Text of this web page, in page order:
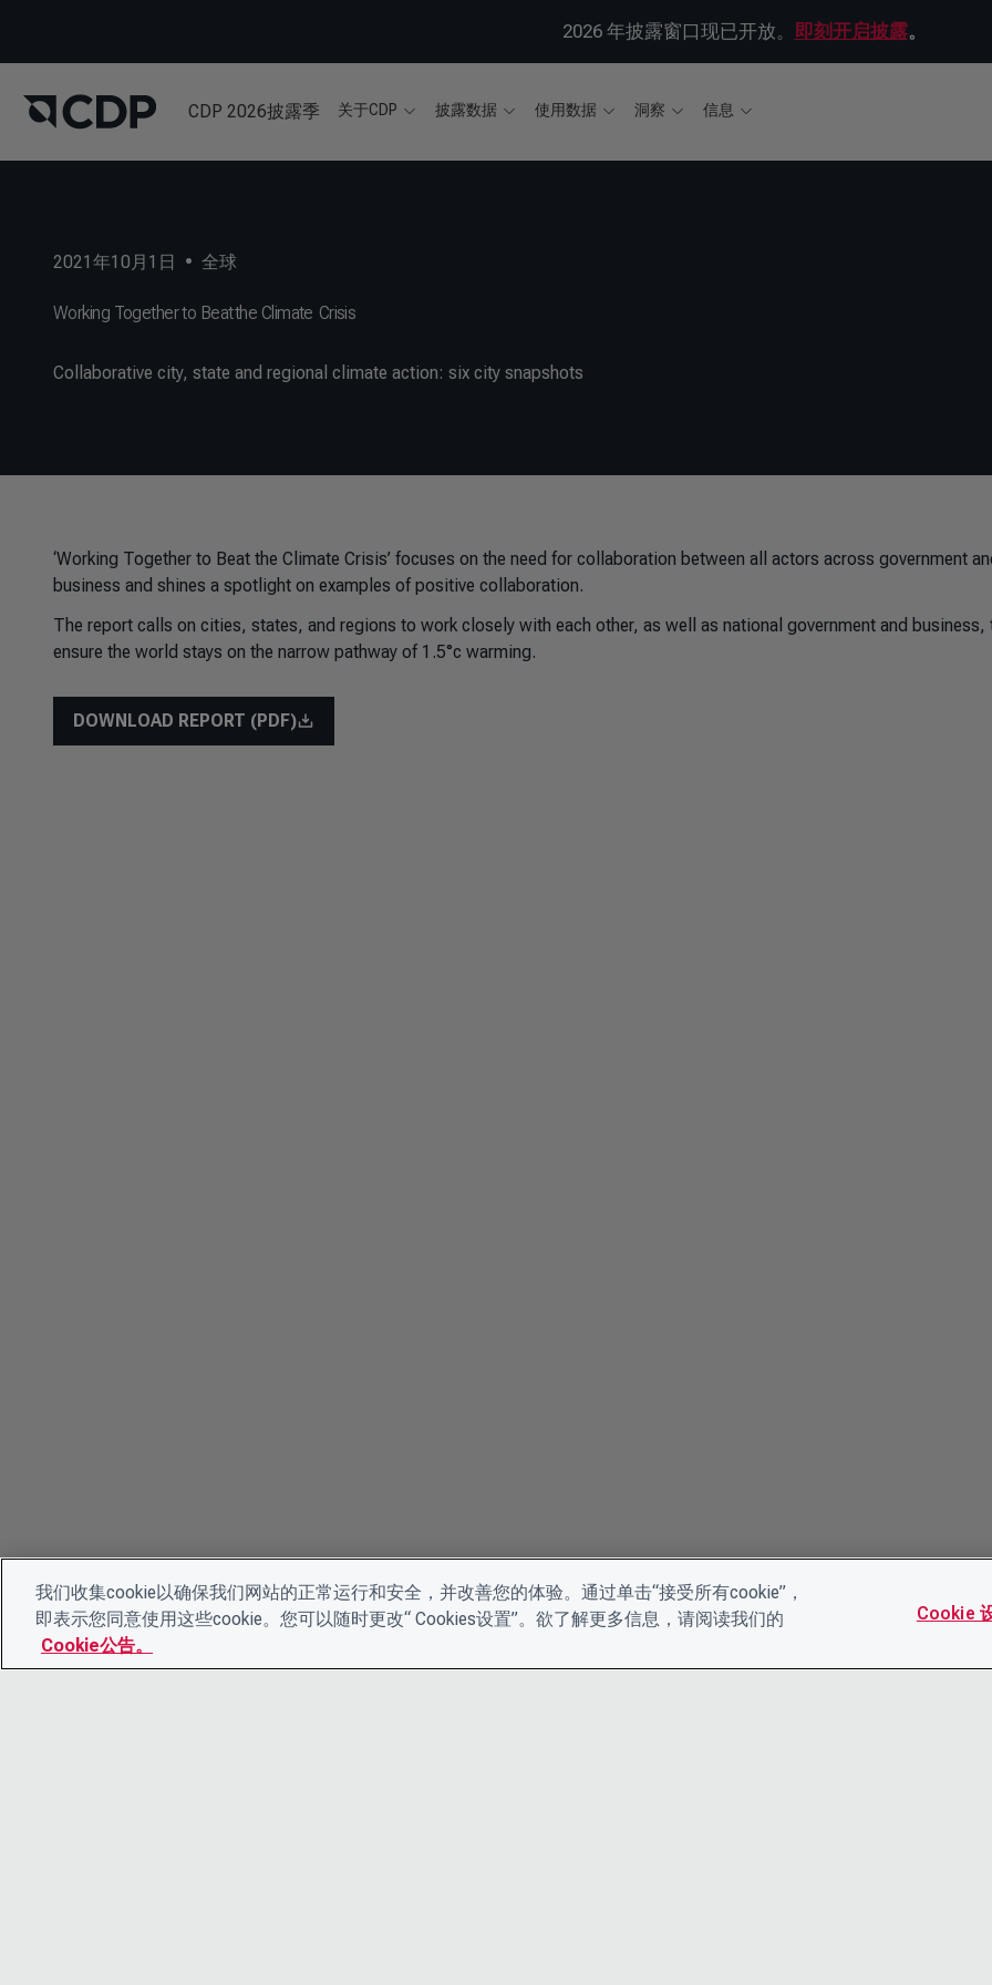
2026 年披露窗口现已开放。 即刻开启披露。
CDP 2026披露季 关于CDP 披露数据 使用数据 洞察 信息
2021年10月1日 • 全球
Working Together to Beat the Climate Crisis
Collaborative city, state and regional climate action: six city snapshots
‘Working Together to Beat the Climate Crisis’ focuses on the need for collaboration between all actors across government
business and shines a spotlight on examples of positive collaboration.
The report calls on cities, states, and regions to work closely with each other, as well as national government and business,
ensure the world stays on the narrow pathway of 1.5°c warming.
DOWNLOAD REPORT (PDF)
我们收集cookie以确保我们网站的正常运行和安全，并改善您的体验。通过单击“接受所有cookie”，
即表示您同意使用这些cookie。您可以随时更改“ Cookies设置”。欲了解更多信息，请阅读我们的
Cookie公告。
Cookie